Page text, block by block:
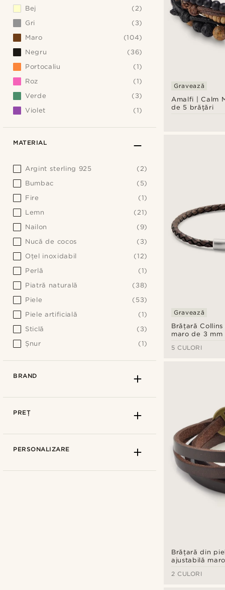
Amalfi | Calm
de 5 brățări
Gravează
Brățară
maro de 3 mm
Gravează
5 CULORI
Brățară din
ajustabilă maro
2 CULORI
Bej
(2)
Gri
(3)
Maro
(104)
Negru
(36)
Portocaliu
(1)
Roz
(1)
Verde
(3)
Violet
(1)
MATERIAL
Argint sterling 925
(2)
Bumbac
(5)
Fire
(1)
Lemn
(21)
Nailon
(9)
Nucă de cocos
(3)
Oţel inoxidabil
(12)
Perlă
(1)
Piatră naturală
(38)
Piele
(53)
Piele artificială
(1)
Sticlă
(3)
Șnur
(1)
BRAND
PREȚ
PERSONALIZARE